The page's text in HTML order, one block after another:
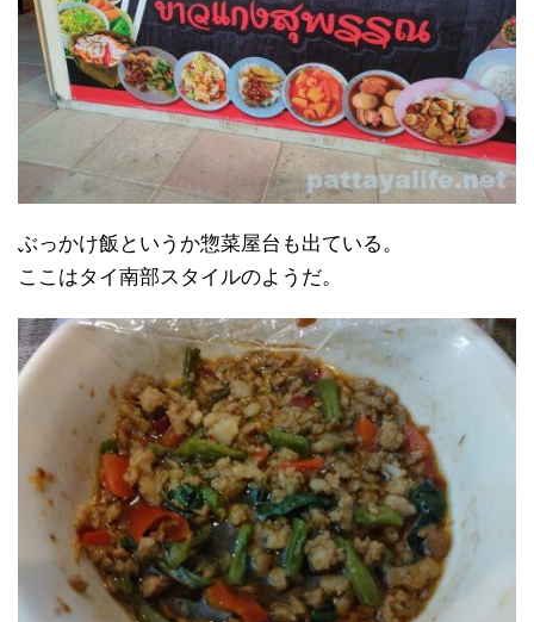
ぶっかけ飯というか惣菜屋台も出ている。
ここはタイ南部スタイルのようだ。